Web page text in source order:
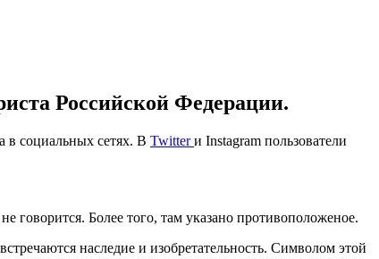
Российской Федерации.
в социальных сетях. В Twitterи Instagram пользователи
говорится. Более того, там указано противоположеное.
наследие и изобретательность. Символом этой